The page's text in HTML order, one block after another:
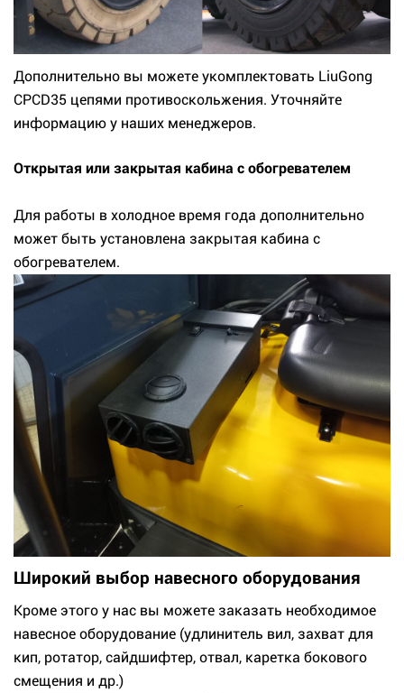
Дополнительно вы можете укомплектовать LiuGong
CPCD35 цепями противоскольжения. Уточняйте
информацию у наших менеджеров.
Открытая или закрытая кабина с обогревателем
Для работы в холодное время года дополнительно
может быть установлена закрытая кабина с
обогревателем.
Широкий выбор навесного оборудования
Кроме этого у нас вы можете заказать необходимое
навесное оборудование (удлинитель вил, захват для
кип, ротатор, сайдшифтер, отвал, каретка бокового
смещения и др.)